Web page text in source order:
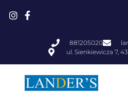
881205020
ul. Sienkiewicza 7,